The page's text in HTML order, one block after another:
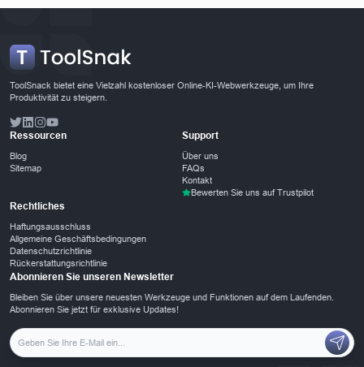
ToolSnack bietet eine Vielzahl kostenloser Online-KI-Webwerkzeuge, um Ihre
Produktivität zu steigern.
Ressourcen
Blog
Sitemap
Support
Über uns
FAQs
Kontakt
Bewerten Sie uns auf Trustpilot
Rechtliches
Haftungsausschluss
Allgemeine Geschäftsbedingungen
Datenschutzrichtlinie
Rückerstattungsrichtlinie
Abonnieren Sie unseren Newsletter
Bleiben Sie über unsere neuesten Werkzeuge und Funktionen auf dem Laufenden.
Abonnieren Sie jetzt für exklusive Updates!